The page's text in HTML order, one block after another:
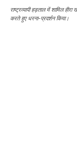
राष्ट्रव्यापी हड़ताल में शामिल
करते हुए धरना-प्रदर्शन किया।